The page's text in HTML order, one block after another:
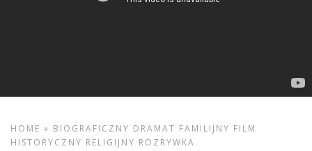
HOME » BIOGRAFICZNY DRAMAT FAMILIJNY FILM
HISTORYCZNY RELIGIJNY ROZRYWKA